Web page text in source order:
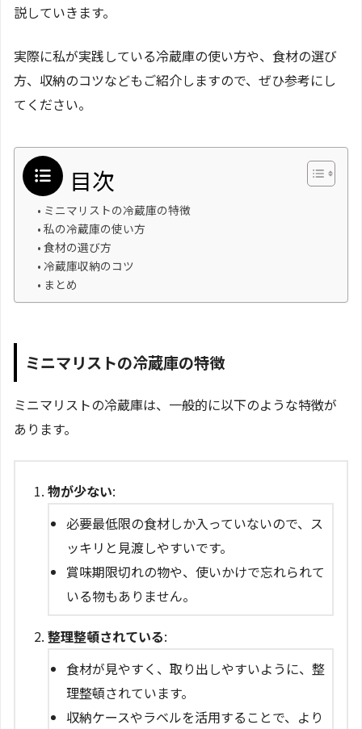
説していきます。
実際に私が実践している冷蔵庫の使い方や、食材の選び
方、収納のコツなどもご紹介しますので、ぜひ参考にし
てください。
目次
ミニマリストの冷蔵庫の特徴
私の冷蔵庫の使い方
食材の選び方
冷蔵庫収納のコツ
まとめ
ミニマリストの冷蔵庫の特徴
ミニマリストの冷蔵庫は、一般的に以下のような特徴が
あります。
物が少ない:
必要最低限の食材しか入っていないので、ス
ッキリと見渡しやすいです。
賞味期限切れの物や、使いかけで忘れられて
いる物もありません。
整理整頓されている:
食材が見やすく、取り出しやすいように、整
理整頓されています。
収納ケースやラベルを活用することで、より